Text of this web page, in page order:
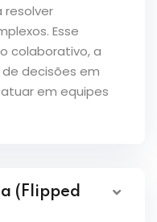
resolver
Esse
colaborativo, a
decisões em
em equipes
(Flipped